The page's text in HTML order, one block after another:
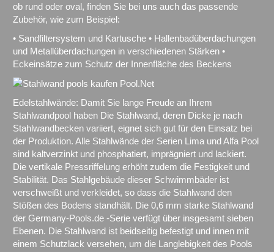
ob rund oder oval, finden Sie bei uns auch das passende
Zubehör, wie zum Beispiel:
• Sandfiltersystem und Kartusche • Hallenbadüberdachungen
und Metallüberdachungen in verschiedenen Stärken •
Eckeinsätze zum Schutz der Innenfläche des Beckens
Edelstahlwände: Damit Sie lange Freude an Ihrem
Stahlwandpool haben Die Stahlwand, deren Dicke je nach
Stahlwandbecken variiert, eignet sich gut für den Einsatz bei
der Produktion. Alle Stahlwände der Serien Lima und Alfa Pool
sind kaltverzinkt und phosphatiert, imprägniert und lackiert.
Die vertikale Pressriffelung erhöht zudem die Festigkeit und
Stabilität. Das Stahlgebäude dieser Schwimmbäder ist
verschweißt und verkleidet, so dass die Stahlwand den
Stößen des Bodens standhält. Die 0,6 mm starke Stahlwand
der Germany-Pools.de -Serie verfügt über insgesamt sieben
Ebenen. Die Stahlwand ist beidseitig befestigt und innen mit
einem Schutzlack versehen, um die Langlebigkeit des Pools